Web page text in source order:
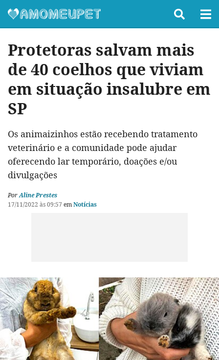
Protetoras salvam mais
de 40 coelhos que viviam
em situação insalubre em
SP
Os animaizinhos estão recebendo tratamento
veterinário e a comunidade pode ajudar
oferecendo lar temporário, doações e/ou
divulgações
PorAline Prestes
17/11/2022 às 09:57 emNotícias